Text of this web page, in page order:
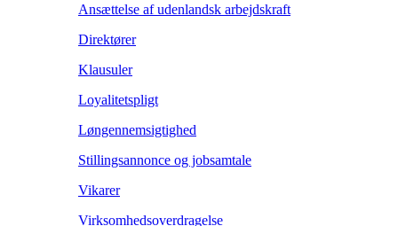
Ansættelse af udenlandsk arbejdskraft
Direktører
Klausuler
Loyalitetspligt
Løngennemsigtighed
Stillingsannonce og jobsamtale
Vikarer
Virksomhedsoverdragelse